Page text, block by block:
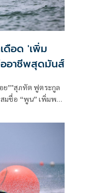
ดือด 'เพิ่ม
อาชีพสุดมันส์
ย”"สุภทัต ฟูตระกูล
สมชื่อ “พูน” เพิ่มพล
กเจ็ตสกีชิงแชมป์
พัทธ์ เมืองหัวหิน